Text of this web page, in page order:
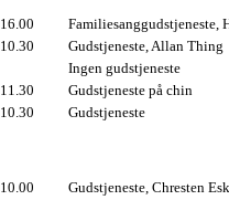
16.00
Familiesanggudstjeneste,
10.30
Gudstjeneste, Allan Thing
Ingen gudstjeneste
11.30
Gudstjeneste på chin
10.30 Gudstjeneste
10.00
Gudstjeneste, Chresten